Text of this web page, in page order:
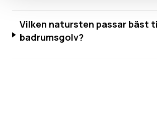
Vilken natursten passar bäst
badrumsgolv?